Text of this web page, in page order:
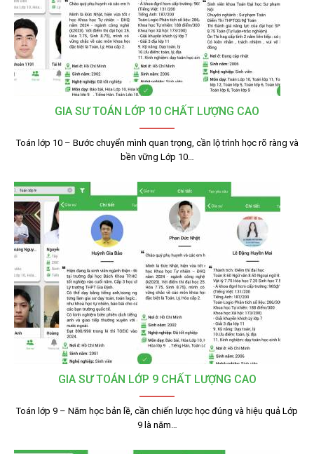
GIA SƯ TOÁN LỚP 10 CHẤT LƯỢNG CAO
Toán lớp 10 – Bước chuyển mình quan trọng, cần lộ trình học rõ ràng và
bền vững Lớp 10…
GIA SƯ TOÁN LỚP 9 CHẤT LƯỢNG CAO
Toán lớp 9 – Năm học bản lề, cần chiến lược học đúng và hiệu quả Lớp
9 là năm…